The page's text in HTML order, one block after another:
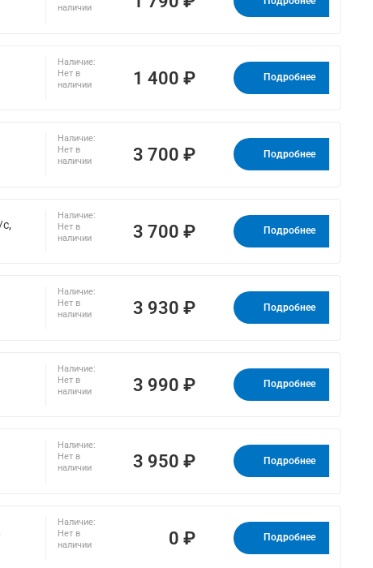
наличии
Наличие:
Нет в
наличии
1 400 ₽ Подробнее
Наличие:
Нет в
наличии
3 700 ₽ Подробнее
Наличие:
Нет в
наличии
3 700 ₽ Подробнее
Наличие:
Нет в
наличии
3 930 ₽ Подробнее
Наличие:
Нет в
наличии
3 990 ₽ Подробнее
Наличие:
Нет в
наличии
3 950 ₽ Подробнее
Наличие:
Нет в
наличии
0 ₽ Подробнее